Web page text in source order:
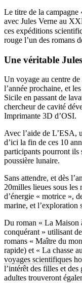
Le titre de la campagne
avec Jules Verne au
ces expéditions
rouge l’un des romans
Une véritable
Un voyage au centre de
l’année prochaine, et
Sicile en passant de
chercheur de cavité
Imprimante 3D d’OSI.
Avec l’aide de L’ESA,
d’ici la fin de ces 10
participants pourront ils
poussière lunaire.
Sans attendre, et dès
20milles lieues sous les
d’énergie « motrice »,
marine, et l’exploration
Du roman « La Maison
conquérant » utilisant
romans « Maître du
rapide) et « La chasse
voyages scientifiques
l’intérêt des filles et des
adultes trouveront